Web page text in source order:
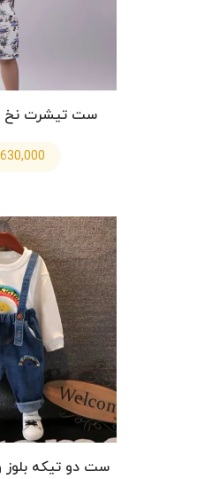
ست تيشرت نخ
630,000 تومان
ست دو تيكه بلوز